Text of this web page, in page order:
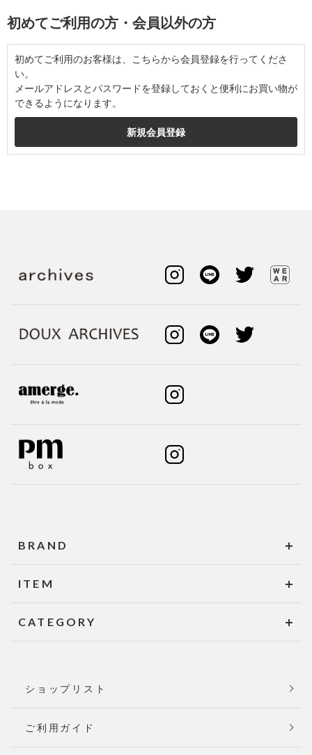
初めてご利用の方・会員以外の方
初めてご利用のお客様は、こちらから会員登録を行ってくださ
い。
メールアドレスとパスワードを登録しておくと便利にお買い物が
できるようになります。
BRAND
ITEM
CATEGORY
ショップリスト
ご利用ガイド